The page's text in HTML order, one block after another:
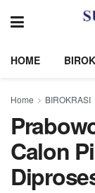
HOME
Home BIROKRASI
Calon